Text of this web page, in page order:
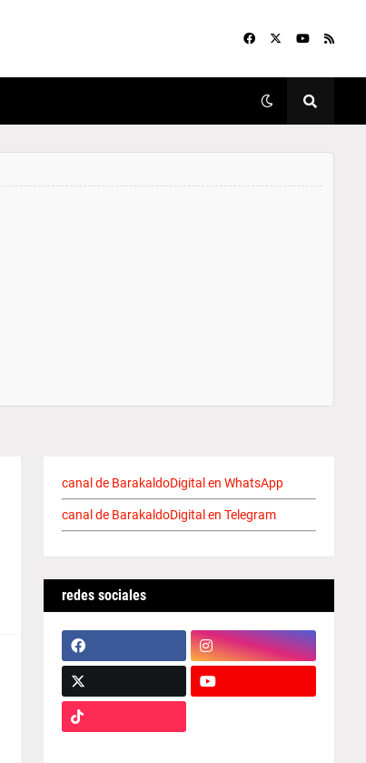
canal de BarakaldoDigital en WhatsApp
canal de BarakaldoDigital en Telegram
redes sociales